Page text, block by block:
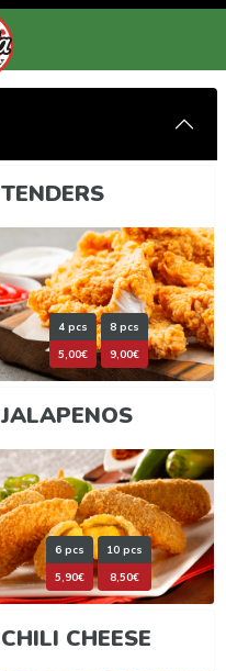
TENDERS
4 pcs
5,00€
8 pcs
9,00€
JALAPENOS
6 pcs
5,90€
10 pcs
8,50€
CHILI CHEESE